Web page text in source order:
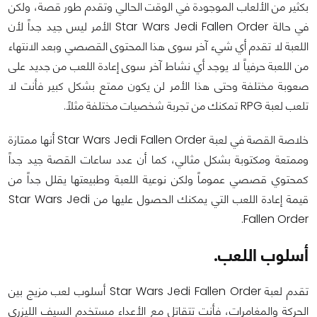
بكثير من الألعاب الموجودة في الوقت الحالي وتقدم طور قصة، ولكن
في حالة Star Wars Jedi Fallen Order الأمر ليس جيد جداً لأن
اللعبة لا تقدم أي شيء آخر سوى هذا المحتوى القصصي وبعد الانتهاء
من اللعبة حرفياً لا يوجد أي نشاط آخر سوى إعادة اللعب من جديد على
صعوبة مختلفة وحتى هذا الأمر لن يكون ممتع بشكل كبير فأنت لا
تلعب لعبة RPG تمكنك من تجربة شخصيات مختلفة مثلاً.
خلاصة القصة في لعبة Star Wars Jedi Fallen Order أنها ممتازة
وممتعة ومكتوبة بشكل مثالي، كما أن عدد ساعات القصة جيد جداً
كمحتوي قصصي عموماً ولكن نوعية اللعبة وطبيعتها يقلل جداً من
قيمة إعادة اللعب التي يمكنك الحصول عليها من Star Wars Jedi
Fallen Order.
أسلوب اللعب.
تقدم لعبة Star Wars Jedi Fallen Order أسلوب لعب مزيج بين
الحركة والمغامرات، فأنت تتقاتل مع الأعداء مستخدم السيف الليزري